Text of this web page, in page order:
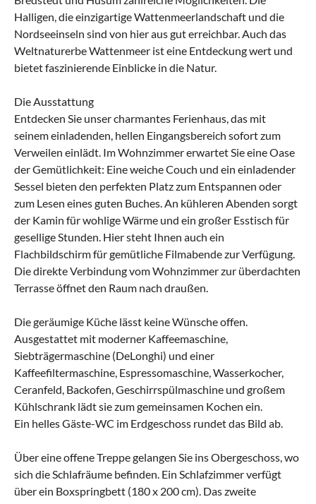
Halligen, die einzigartige Wattenmeerlandschaft und die
Nordseeinseln sind von hier aus gut erreichbar. Auch das
Weltnaturerbe Wattenmeer ist eine Entdeckung wert und
bietet faszinierende Einblicke in die Natur.
Die Ausstattung
Entdecken Sie unser charmantes Ferienhaus, das mit
seinem einladenden, hellen Eingangsbereich sofort zum
Verweilen einlädt. Im Wohnzimmer erwartet Sie eine Oase
der Gemütlichkeit: Eine weiche Couch und ein einladender
Sessel bieten den perfekten Platz zum Entspannen oder
zum Lesen eines guten Buches. An kühleren Abenden sorgt
der Kamin für wohlige Wärme und ein großer Esstisch für
gesellige Stunden. Hier steht Ihnen auch ein
Flachbildschirm für gemütliche Filmabende zur Verfügung.
Die direkte Verbindung vom Wohnzimmer zur überdachten
Terrasse öffnet den Raum nach draußen.
Die geräumige Küche lässt keine Wünsche offen.
Ausgestattet mit moderner Kaffeemaschine,
Siebträgermaschine (DeLonghi) und einer
Kaffeefiltermaschine, Espressomaschine, Wasserkocher,
Ceranfeld, Backofen, Geschirrspülmaschine und großem
Kühlschrank lädt sie zum gemeinsamen Kochen ein.
Ein helles Gäste-WC im Erdgeschoss rundet das Bild ab.
Über eine offene Treppe gelangen Sie ins Obergeschoss, wo
sich die Schlafräume befinden. Ein Schlafzimmer verfügt
über ein Boxspringbett (180 x 200 cm). Das zweite